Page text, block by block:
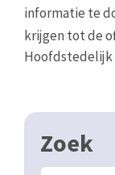
informatie te
krijgen tot de
Hoofdstedelijk
Zoek